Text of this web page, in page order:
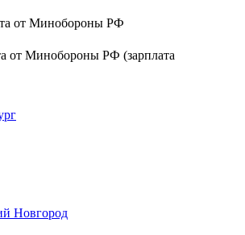
от Минобороны РФ
от Минобороны РФ (зарплата
Новгород